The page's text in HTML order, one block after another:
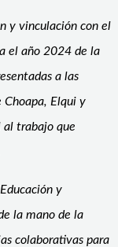
y vinculación con el
el año 2024 de la
a las
Choapa, Elqui y
al trabajo que
y
la mano de la
colaborativas para